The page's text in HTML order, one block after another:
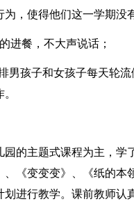
，使得他们这一学期没
进餐，不大声说话；
男孩子和女孩子每天轮
的主题式课程为主，学
《变变变》、《纸的本
进行教学。课前教师认